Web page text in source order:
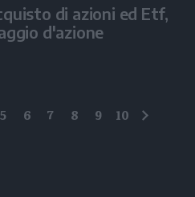
di azioni ed Etf,
d'azione
5 6 7 8 9 10